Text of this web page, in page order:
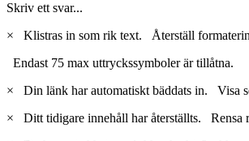
Skriv ett svar...
×
Klistras in som rik text. Återställ
Endast 75 max uttryckssymboler är tillåtna.
×
Din länk har automatiskt bäddats in. Visa
×
Ditt tidigare innehåll har återställts. Rensa